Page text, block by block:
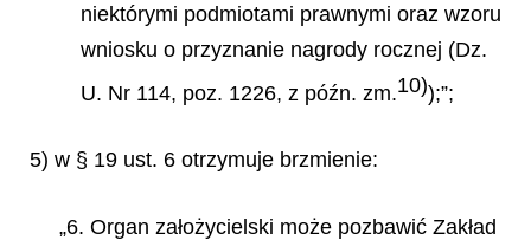
niektórymi podmiotami prawnymi oraz wzoru
wniosku o przyznanie nagrody rocznej (Dz.
U. Nr 114, poz. 1226, z późn. zm.10));”;
5) w § 19 ust. 6 otrzymuje brzmienie:
„6. Organ założycielski może pozbawić Zakład